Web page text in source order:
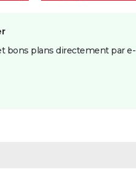
bons plans directement par e-